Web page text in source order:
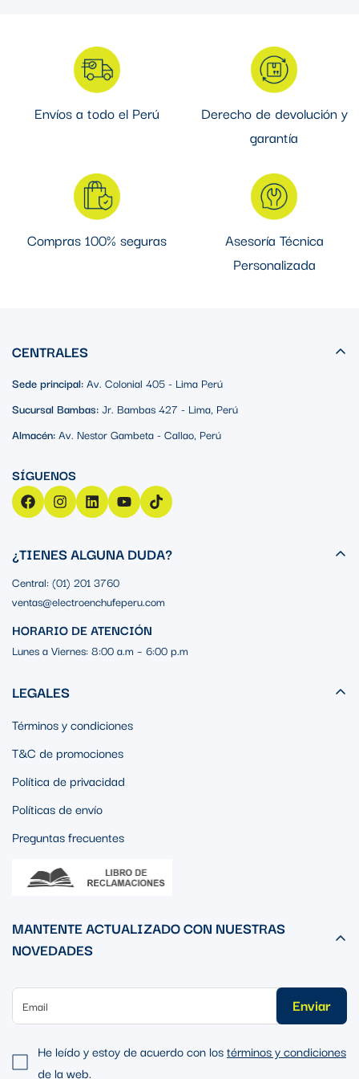
Envíos a todo el Perú
Derecho de devolución y
garantía
Compras 100% seguras
Asesoría Técnica
Personalizada
CENTRALES
Sede principal:Av. Colonial 405 - Lima Perú
Sucursal Bambas:Jr. Bambas 427 - Lima, Perú
Almacén:Av. Nestor Gambeta - Callao, Perú
¿TIENES ALGUNA DUDA?
Central: (01) 201 3760
ventas@electroenchufeperu.com
HORARIO DE ATENCIÓN
Lunes a Viernes: 8:00 a.m – 6:00 p.m
LEGALES
Términos y condiciones
T&C de promociones
Política de privacidad
Políticas de envío
Preguntas frecuentes
MANTENTE ACTUALIZADO CON NUESTRAS
NOVEDADES
Enviar
He leído y estoy de acuerdo con lostérminos y condiciones
de la web.